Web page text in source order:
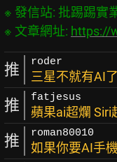
※ 發信站: 批踢踢實
※ 文章網址: https://
推 roder
三星不就有AI
推 fatjesus
蘋果ai超爛 Siri
推 roman80010
如果你要AI手